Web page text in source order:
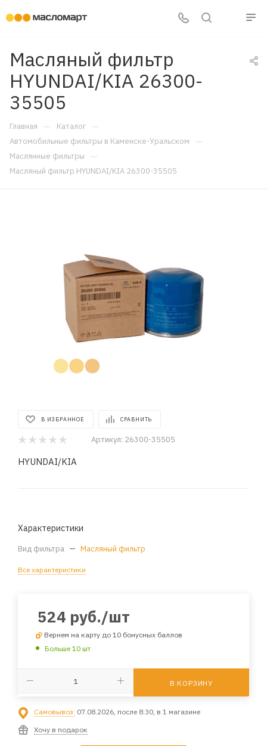
Масляный фильтр
HYUNDAI/KIA 26300-
35505
Главная — Каталог —
Автомобильные фильтры в Каменске-Уральском —
Маслянные фильтры —
Масляный фильтр HYUNDAI/KIA 26300-35505
В ИЗБРАННОЕ СРАВНИТЬ
Артикул: 26300-35505
HYUNDAI/KIA
Характеристики
Вид фильтра — Масляный фильтр
Все характеристики
524 руб./шт
Вернем на карту до 10 бонусных баллов
Больше 10 шт
В КОРЗИНУ
Самовывоз: 07.08.2026, после 8:30, в 1 магазине
Хочу в подарок